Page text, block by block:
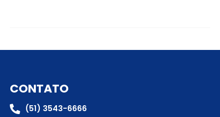
CONTATO
(51) 3543-6666